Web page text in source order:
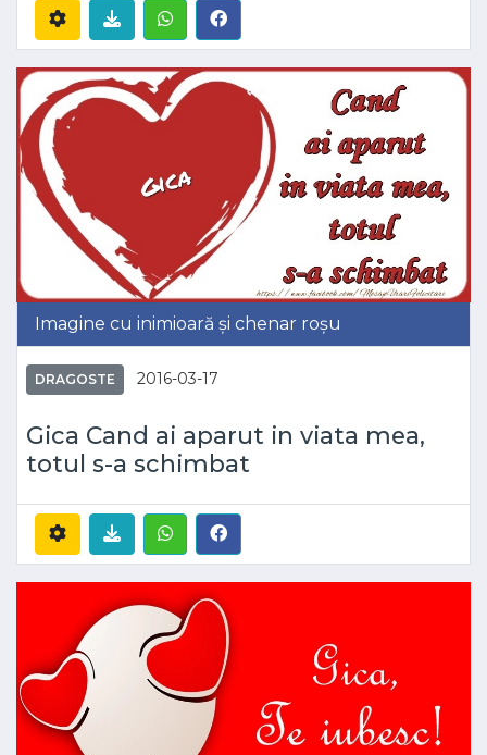
Imagine cu inimioară și chenar roșu
DRAGOSTE 2016-03-17
Gica Cand ai aparut in viata mea,
totul s-a schimbat